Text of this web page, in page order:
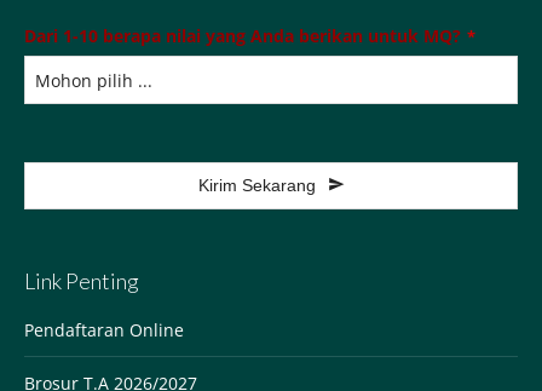
Dari 1-10 berapa nilai yang Anda berikan untuk MQ? *
Kirim Sekarang
field
be
left
Link Penting
Pendaftaran Online
Brosur T.A 2026/2027